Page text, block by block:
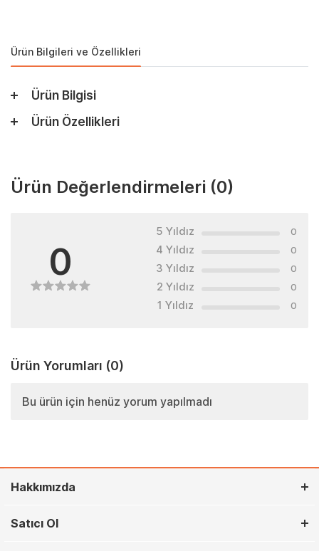
Ürün Bilgileri ve Özellikleri
Ürün Bilgisi
Ürün Özellikleri
Ürün Değerlendirmeleri (0)
0
5 Yıldız 0
4 Yıldız 0
3 Yıldız 0
2 Yıldız 0
1 Yıldız 0
Ürün Yorumları (0)
Bu ürün için henüz yorum yapılmadı
Hakkımızda
Satıcı Ol